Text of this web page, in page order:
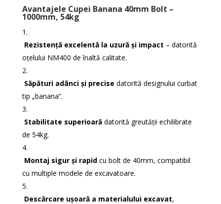
Avantajele Cupei Banana 40mm Bolt –
1000mm, 54kg
Rezistență excelentă la uzură și impact – datorită
oțelului NM400 de înaltă calitate.
Săpături adânci și precise datorită designului curbat
tip „banana”.
Stabilitate superioarădatorită greutății echilibrate
de 54kg.
Montaj sigur și rapidcu bolt de 40mm, compatibil
cu multiple modele de excavatoare.
Descărcare ușoară a materialului excavat,